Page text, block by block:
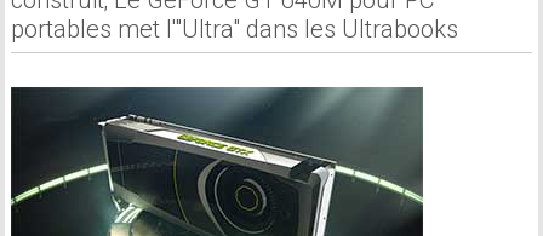
portables met l'"Ultra" dans les Ultrabooks